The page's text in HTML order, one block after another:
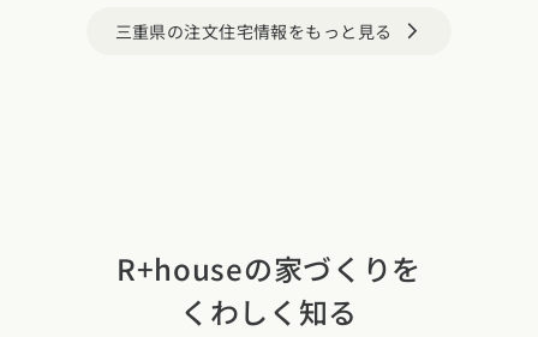
三重県の注文住宅情報をもっと見る arrow_forward_ios
R+houseの家づくりを
くわしく知る